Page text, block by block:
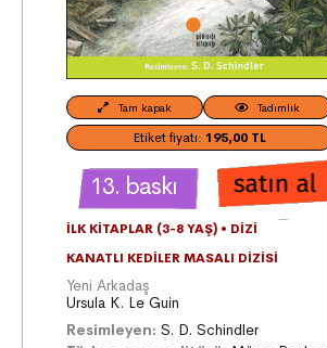
Tam kapak Tadımlık
Etiket fiyatı: 195,00 TL
13. baskı
İLK KITAPLAR (3-8 YAŞ) • DIZI
KANATLI KEDILER MASALI DIZISI
Yeni Arkadaş
Ursula K. Le Guin
Resimleyen: S. D. Schindler